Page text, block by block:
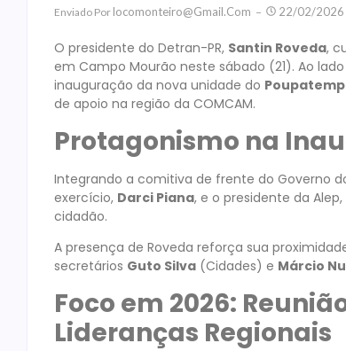
Enviado Por Locomonteiro@gmail.com 22/02/2026
O presidente do Detran-PR, Santin Roveda,
em Campo Mourão neste sábado (21). Ao
inauguração da nova unidade do
de apoio na região da COMCAM.
Protagonismo na
Integrando a comitiva de frente do Governo
exercício, Darci Piana, e o presidente da Alep,
cidadão.
A presença de Roveda reforça sua
secretários Guto Silva (Cidades) e Márcio
Foco em 2026:
Lideranças Regionais